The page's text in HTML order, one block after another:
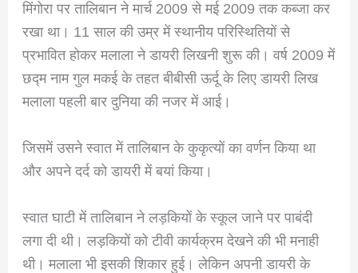
मिंगोरा पर तालिबान ने मार्च 2009 से मई 2009 तक कब्जा कर
रखा था। 11 साल की उम्र में स्थानीय परिस्थितियों से
प्रभावित होकर मलाला ने डायरी लिखनी शुरू की। वर्ष 2009 में
छद्म नाम गुल मकई के तहत बीबीसी ऊर्दू के लिए डायरी लिख
मलाला पहली बार दुनिया की नजर में आई।
जिसमें उसने स्वात में तालिबान के कुकृत्यों का वर्णन किया था
और अपने दर्द को डायरी में बयां किया।
स्वात घाटी में तालिबान ने लड़कियों के स्कूल जाने पर पाबंदी
लगा दी थी। लड़कियों को टीवी कार्यक्रम देखने की भी मनाही
थी। मलाला भी इसकी शिकार हुई। लेकिन अपनी डायरी के